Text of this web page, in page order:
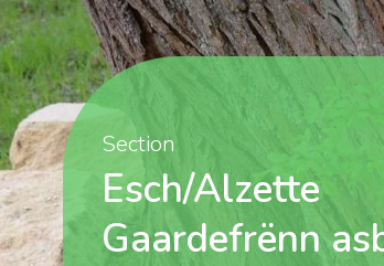
Section
Esch/Alzette
Gaardefrënn